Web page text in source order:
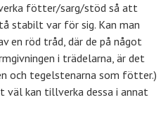
fötter/sarg/stöd så att
stabilt var för sig. Kan man
en röd tråd, där de på något
i trädelarna, är det
och tegelstenarna som fötter.)
väl kan tillverka dessa i annat